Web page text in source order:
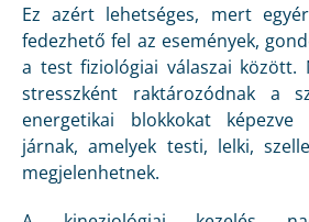
Ez azért lehetséges, mert
fedezhető fel az események,
a test fiziológiai válaszai között.
stresszként raktározódnak a
energetikai blokkokat képezve
járnak, amelyek testi, lelki,
megjelenhetnek.